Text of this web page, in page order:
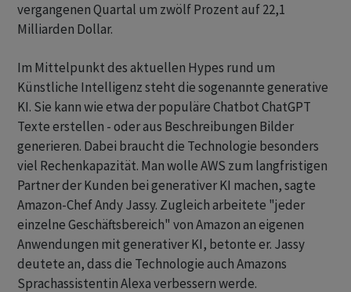
vergangenen Quartal um zwölf Prozent auf 22,1
Milliarden Dollar.
Im Mittelpunkt des aktuellen Hypes rund um
Künstliche Intelligenz steht die sogenannte generative
KI. Sie kann wie etwa der populäre Chatbot ChatGPT
Texte erstellen - oder aus Beschreibungen Bilder
generieren. Dabei braucht die Technologie besonders
viel Rechenkapazität. Man wolle AWS zum langfristigen
Partner der Kunden bei generativer KI machen, sagte
Amazon-Chef Andy Jassy. Zugleich arbeitete "jeder
einzelne Geschäftsbereich" von Amazon an eigenen
Anwendungen mit generativer KI, betonte er. Jassy
deutete an, dass die Technologie auch Amazons
Sprachassistentin Alexa verbessern werde.